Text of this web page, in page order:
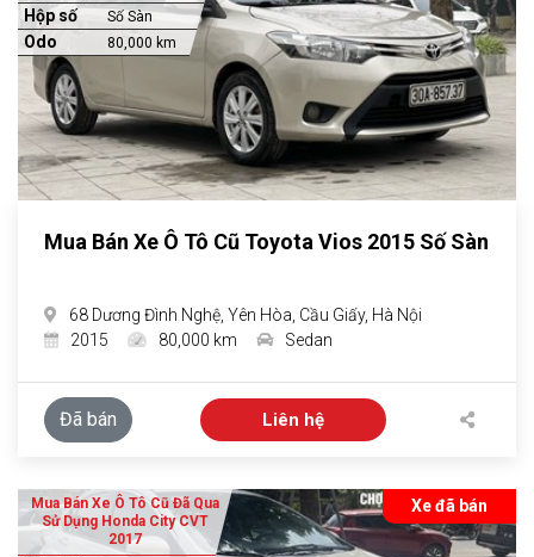
Hộp số Số Sàn
Odo 80,000 km
Mua Bán Xe Ô Tô Cũ Toyota Vios 2015 Số Sàn
68 Dương Đình Nghệ, Yên Hòa, Cầu Giấy, Hà Nội
2015
80,000 km Sedan
Đã bán Liên hệ
Xe đã bán
Mua Bán Xe Ô Tô Cũ Đã Qua
Sử Dụng Honda City CVT
2017